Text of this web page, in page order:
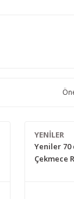
YENİLER
Yeniler 70
Çekmece